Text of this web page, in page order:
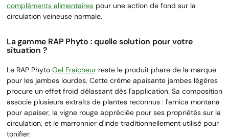
compléments alimentaires pour une action de fond sur la
circulation veineuse normale.
La gamme RAP Phyto : quelle solution pour votre
situation ?
Le RAP Phyto Gel Fraîcheur reste le produit phare de la marque
pour les jambes lourdes. Cette crème apaisante jambes légères
procure un effet froid délassant dès l'application. Sa composition
associe plusieurs extraits de plantes reconnus : l'arnica montana
pour apaiser, la vigne rouge appréciée pour ses propriétés sur la
circulation, et le marronnier d'inde traditionnellement utilisé pour
tonifier.